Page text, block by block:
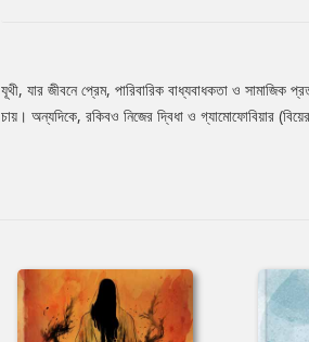
Tab
যূথী, যার জীবনে প্রেম, পারিবারিক বাধ্যবাধকতা ও সামাজিক
চায়। অন্যদিকে, রকিবও নিজের দ্বিধা ও গ্যামোফোবিয়ার